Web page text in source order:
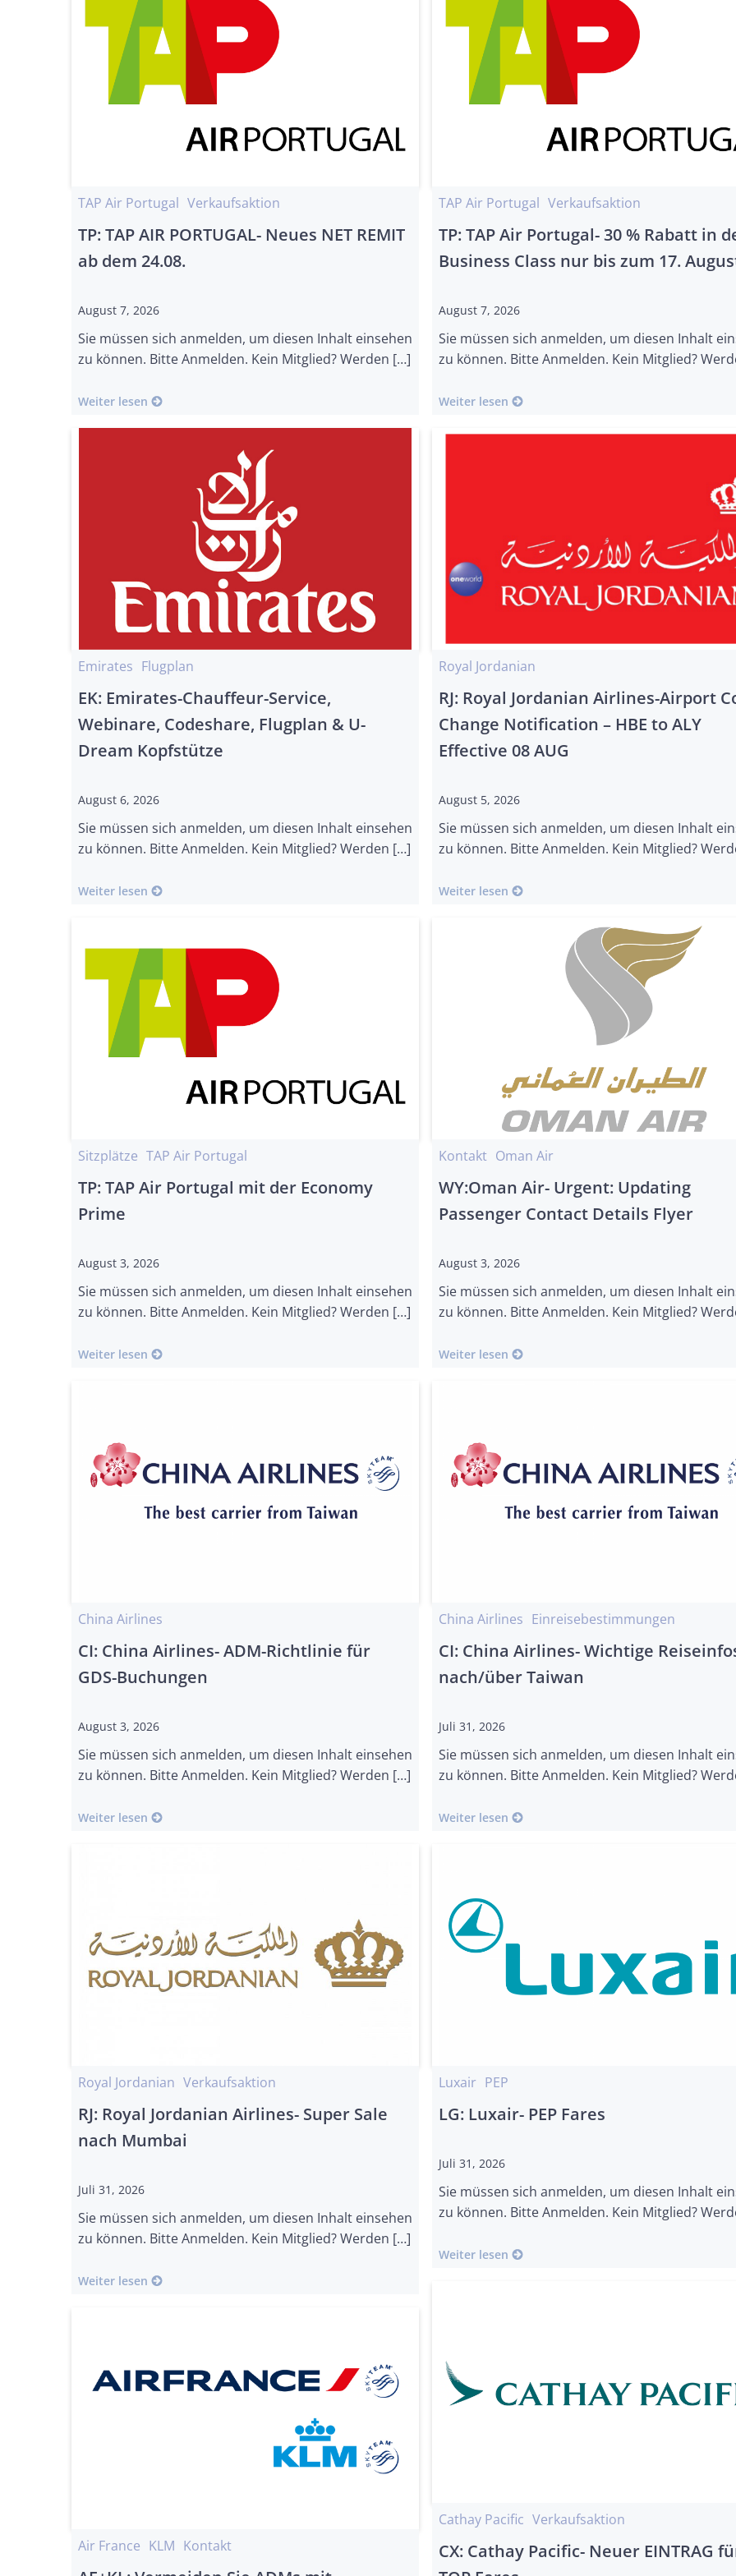
TAP Air Portugal Verkaufsaktion
TP: TAP AIR PORTUGAL- Neues NET REMIT
ab dem 24.08.
August 7, 2026
Sie müssen sich anmelden, um diesen Inhalt einsehen
zu können. Bitte Anmelden. Kein Mitglied? Werden […]
Weiter lesen
TAP Air Portugal Verkaufsaktion
TP: TAP Air Portugal- 30 % Rabatt in
Business Class nur bis zum 17.
August 7, 2026
Sie müssen sich anmelden, um diesen Inhalt
zu können. Bitte Anmelden. Kein Mitglied?
Weiter lesen
Emirates Flugplan
EK: Emirates-Chauffeur-Service,
Webinare, Codeshare, Flugplan & U-
Dream Kopfstütze
August 6, 2026
Sie müssen sich anmelden, um diesen Inhalt einsehen
zu können. Bitte Anmelden. Kein Mitglied? Werden […]
Weiter lesen
Royal Jordanian
RJ: Royal Jordanian Airlines-Airport
Change Notification – HBE to ALY
Effective 08 AUG
August 5, 2026
Sie müssen sich anmelden, um diesen Inhalt
zu können. Bitte Anmelden. Kein Mitglied?
Weiter lesen
Sitzplätze TAP Air Portugal
TP: TAP Air Portugal mit der Economy
Prime
August 3, 2026
Sie müssen sich anmelden, um diesen Inhalt einsehen
zu können. Bitte Anmelden. Kein Mitglied? Werden […]
Weiter lesen
Kontakt Oman Air
WY:Oman Air- Urgent: Updating
Passenger Contact Details Flyer
August 3, 2026
Sie müssen sich anmelden, um diesen Inhalt
zu können. Bitte Anmelden. Kein Mitglied?
Weiter lesen
China Airlines
CI: China Airlines- ADM-Richtlinie für
GDS-Buchungen
August 3, 2026
Sie müssen sich anmelden, um diesen Inhalt einsehen
zu können. Bitte Anmelden. Kein Mitglied? Werden […]
Weiter lesen
China Airlines Einreisebestimmungen
CI: China Airlines- Wichtige
nach/über Taiwan
Juli 31, 2026
Sie müssen sich anmelden, um diesen Inhalt
zu können. Bitte Anmelden. Kein Mitglied?
Weiter lesen
Royal Jordanian Verkaufsaktion
RJ: Royal Jordanian Airlines- Super Sale
nach Mumbai
Juli 31, 2026
Sie müssen sich anmelden, um diesen Inhalt einsehen
zu können. Bitte Anmelden. Kein Mitglied? Werden […]
Weiter lesen
Luxair PEP
LG: Luxair- PEP Fares
Juli 31, 2026
Sie müssen sich anmelden, um diesen Inhalt
zu können. Bitte Anmelden. Kein Mitglied?
Weiter lesen
Cathay Pacific Verkaufsaktion
CX: Cathay Pacific- Neuer EINTRAG
Air France KLM Kontakt